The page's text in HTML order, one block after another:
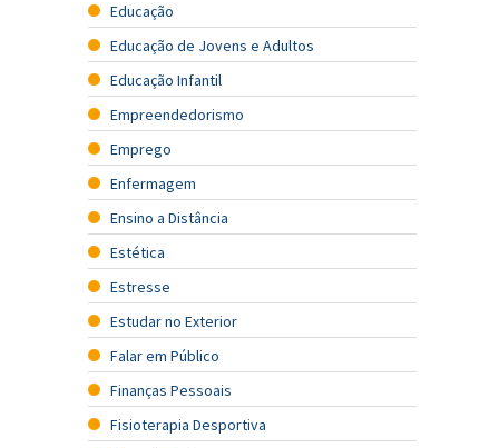
Educação
Educação de Jovens e Adultos
Educação Infantil
Empreendedorismo
Emprego
Enfermagem
Ensino a Distância
Estética
Estresse
Estudar no Exterior
Falar em Público
Finanças Pessoais
Fisioterapia Desportiva